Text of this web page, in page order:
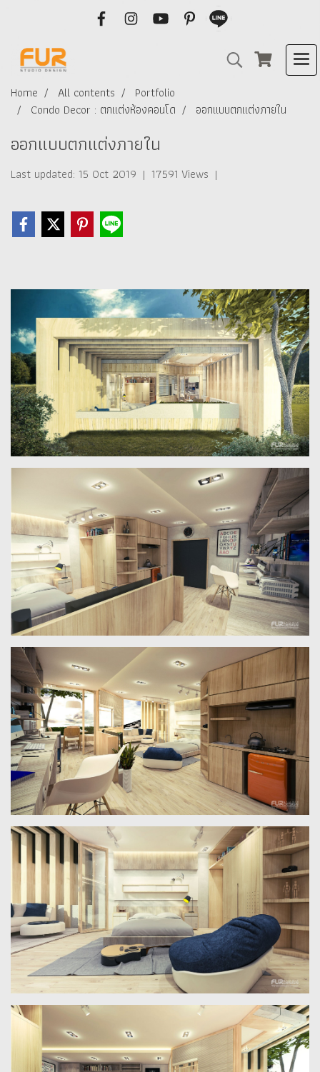
Home All contents
Portfolio
Condo Decor : ตกแต่งห้องคอนโด
ออกแบบตกแต่งภายใน
ออกแบบตกแต่งภายใน
Last updated: 15 Oct 2019 | 17591 Views |